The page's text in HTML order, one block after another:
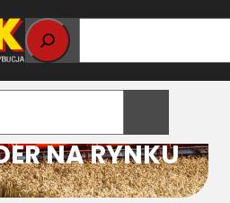
NA RYNKU